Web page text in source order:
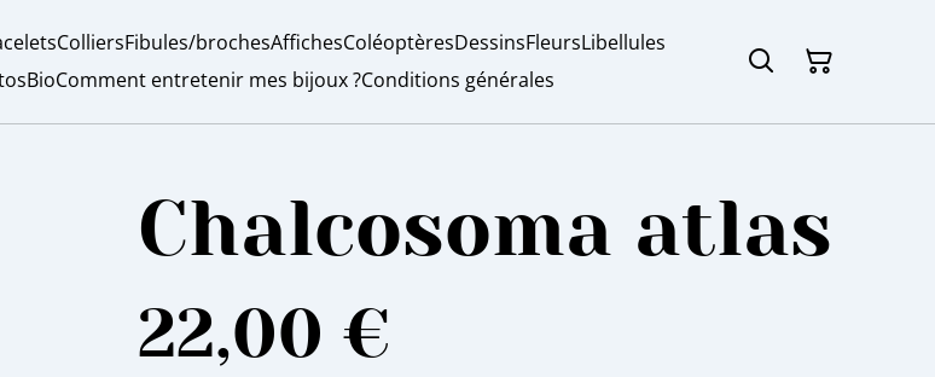
ColliersFibules/brochesAffichesColéoptèresDessinsFleursLibellules
BioComment entretenir mes bijoux ?Conditions générales
Chalcosoma atlas
22,00 €